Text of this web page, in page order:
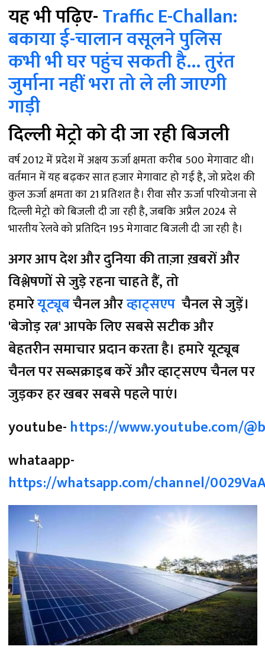
यह भी पढ़िए-Traffic E-Challan:
बकाया ई-चालान वसूलने पुलिस
कभी भी घर पहुंच सकती है… तुरंत
जुर्माना नहीं भरा तो ले ली जाएगी
गाड़ी
दिल्ली मेट्रो को दी जा रही बिजली
वर्ष 2012 में प्रदेश में अक्षय ऊर्जा क्षमता करीब 500 मेगावाट थी।
वर्तमान में यह बढ़कर सात हजार मेगावाट हो गई है, जो प्रदेश की
कुल ऊर्जा क्षमता का 21 प्रतिशत है। रीवा सौर ऊर्जा परियोजना से
दिल्ली मेट्रो को बिजली दी जा रही है, जबकि अप्रैल 2024 से
भारतीय रेलवे को प्रतिदिन 195 मेगावाट बिजली दी जा रही है।
अगर आप देश और दुनिया की ताज़ा ख़बरों और
विश्लेषणों से जुड़े रहना चाहते हैं, तो
हमारेयूट्यूबचैनल औरव्हाट्सएप चैनल से जुड़ें।
'बेजोड़ रत्न' आपके लिए सबसे सटीक और
बेहतरीन समाचार प्रदान करता है। हमारे यूट्यूब
चैनल पर सब्सक्राइब करें और व्हाट्सएप चैनल पर
जुड़कर हर खबर सबसे पहले पाएं।
youtube- https://www.youtube.com/
whataapp-
https://whatsapp.com/channel/